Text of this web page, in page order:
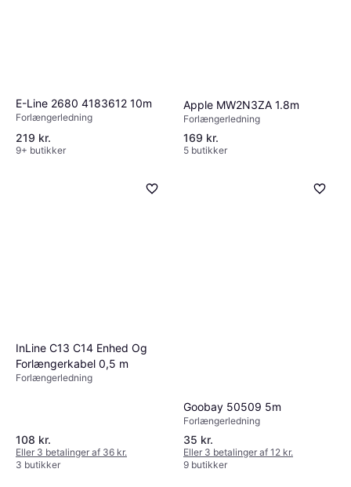
E-Line 2680 4183612 10m
Forlængerledning
219 kr.
9+ butikker
Apple MW2N3ZA 1.8m
Forlængerledning
169 kr.
5 butikker
InLine C13 C14 Enhed Og
Forlængerkabel 0,5 m
Forlængerledning
108 kr.
Eller 3 betalinger af 36 kr.
3 butikker
Goobay 50509 5m
Forlængerledning
35 kr.
Eller 3 betalinger af 12 kr.
9 butikker